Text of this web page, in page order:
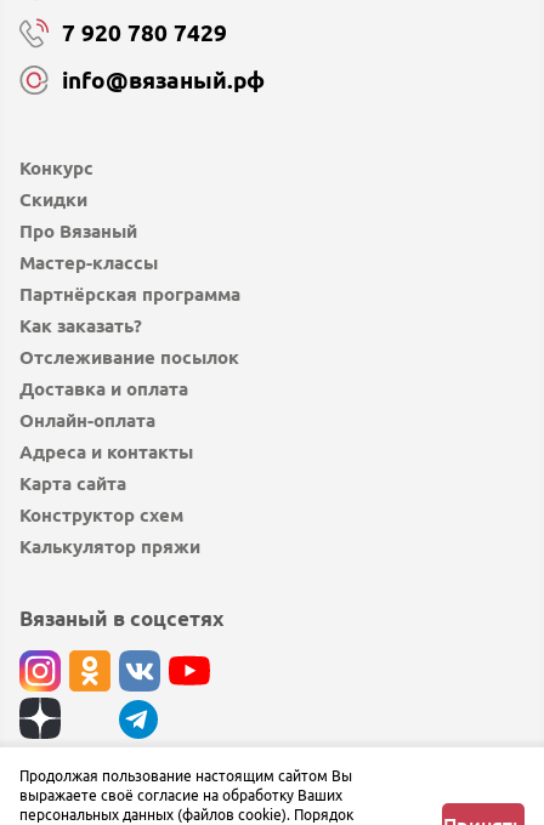
Конкурс
Скидки
Про Вязаный
Мастер-классы
Партнёрская программа
Как заказать?
Отслеживание посылок
Доставка и оплата
Онлайн-оплата
Адреса и контакты
Карта сайта
Конструктор схем
Калькулятор пряжи
7 920 780 7429
info@вязаный.рф
Вязаный в соцсетях
© вязаный.рф 2019 — 2026
Сообщить об ошибке
Продолжая пользование настоящим сайтом Вы
выражаете своё согласие на обработку Ваших
персональных данных (файлов cookie). Порядок